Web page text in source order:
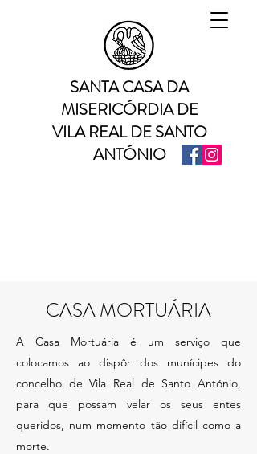
SANTA CASA DA
MISERICÓRDIA DE
VILA REAL DE SANTO
ANTÓNIO
CASA MORTUÁRIA
A Casa Mortuária é um serviço que
colocamos ao dispôr dos munícipes do
concelho de Vila Real de Santo António,
para que possam velar os seus entes
queridos, num momento tão difícil como a
morte.